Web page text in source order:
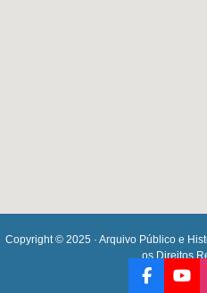
Copyright © 2025 · Arquivo Público e
os Direitos